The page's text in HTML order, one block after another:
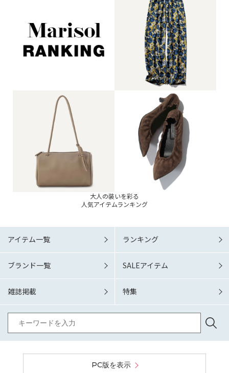
大人の装いを彩る
人気アイテムランキング
アイテム一覧 ランキング
ブランド一覧 SALEアイテム
雑誌掲載 特集
PC版を表示